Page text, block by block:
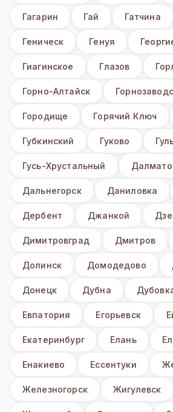
Гагарин Гай Гатчина
Геническ Генуя
Гиагинское Глазов
Горно-Алтайск
Городище Горячий Ключ
Губкинский Гуково
Гусь-Хрустальный
Дальнегорск Даниловка
Дербент Джанкой
Димитровград Дмитров
Долинск Домодедово
Донецк Дубна
Евпатория Егорьевск
Екатеринбург Елань
Енакиево Ессентуки
Железногорск Жигулевск